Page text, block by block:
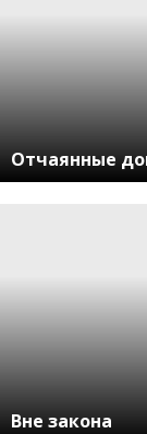
Отчаянные
Вне закона